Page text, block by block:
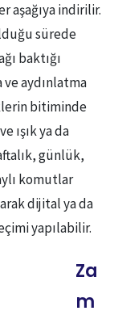
aşağıya indirilir.
sürede
baktığı
aydınlatma
bitiminde
ışık ya da
günlük,
komutlar
dijital ya da
yapılabilir.
Za
m